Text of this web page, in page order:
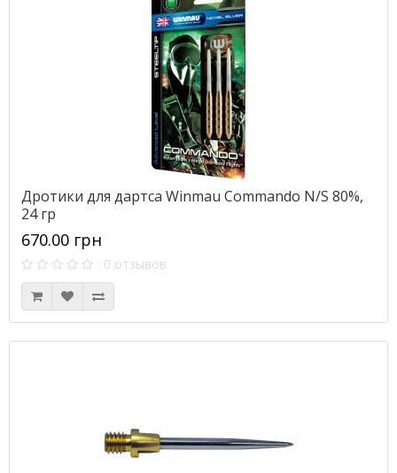
Дротики для дартса Winmau Commando N/S 80%,
24 гр
670.00 грн
0 отзывов